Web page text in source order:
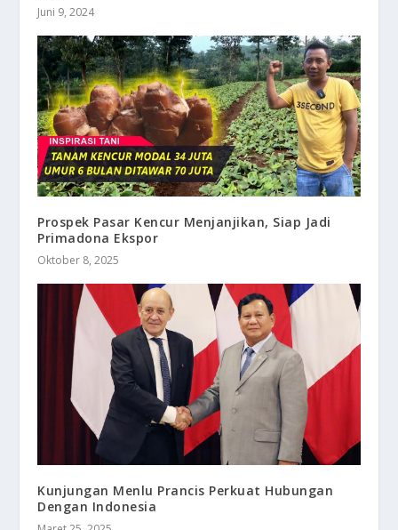
Juni 9, 2024
Prospek Pasar Kencur Menjanjikan, Siap Jadi
Primadona Ekspor
Oktober 8, 2025
Kunjungan Menlu Prancis Perkuat Hubungan
Dengan Indonesia